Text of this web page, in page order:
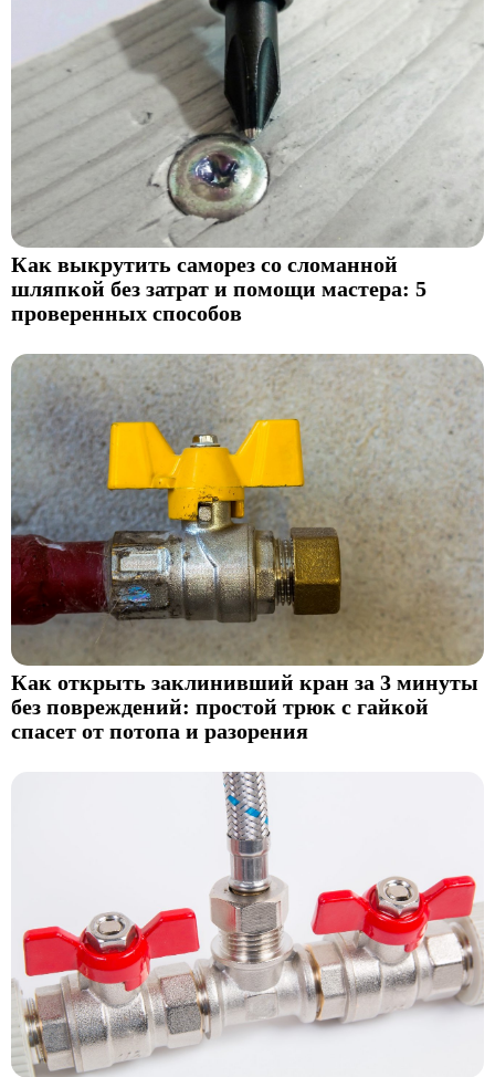
Как выкрутить саморез со сломанной
шляпкой без затрат и помощи мастера: 5
проверенных способов
Как открыть заклинивший кран за 3 минуты
без повреждений: простой трюк с гайкой
спасет от потопа и разорения